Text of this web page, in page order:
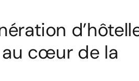
au cœur de la